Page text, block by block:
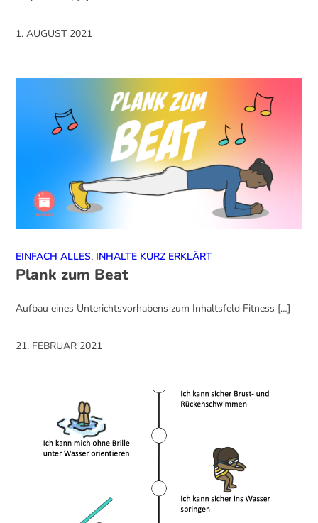
1. AUGUST 2021
EINFACH ALLES, INHALTE KURZ ERKLÄRT
Plank zum Beat
Aufbau eines Unterichtsvorhabens zum Inhaltsfeld Fitness […]
21. FEBRUAR 2021